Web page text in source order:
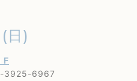
日)
F
6967